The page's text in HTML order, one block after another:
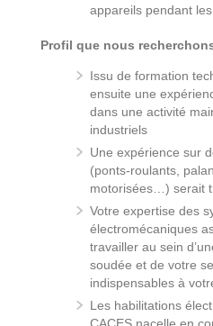
appareils pendant
Profil que nous
Issu de formation
ensuite une
dans une activité
industriels
Une expérience sur
(ponts-roulants,
motorisées…) serait
Votre expertise des
électromécaniques
travailler au sein
soudée et de votre
indispensables à
Les habilitations
CACES nacelle en